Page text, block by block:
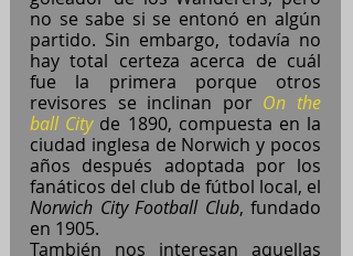
no se sabe si se entonó en algún
partido. Sin embargo, todavía no
hay total certeza acerca de cuál
fue la primera porque otros
revisores se inclinan por On the
ball City de 1890, compuesta en la
ciudad inglesa de Norwich y pocos
años después adoptada por los
Norwich City Football Club, fundado
en 1905.
También nos interesan aquellas